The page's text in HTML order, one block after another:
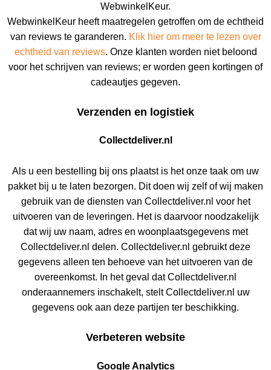
WebwinkelKeur.
WebwinkelKeur heeft maatregelen getroffen om de echtheid
van reviews te garanderen. Klik hier om meer te lezen over
echtheid van reviews. Onze klanten worden niet beloond
voor het schrijven van reviews; er worden geen kortingen of
cadeautjes gegeven.
Verzenden en logistiek
Collectdeliver.nl
Als u een bestelling bij ons plaatst is het onze taak om uw
pakket bij u te laten bezorgen. Dit doen wij zelf of wij maken
gebruik van de diensten van Collectdeliver.nl voor het
uitvoeren van de leveringen. Het is daarvoor noodzakelijk
dat wij uw naam, adres en woonplaatsgegevens met
Collectdeliver.nl delen. Collectdeliver.nl gebruikt deze
gegevens alleen ten behoeve van het uitvoeren van de
overeenkomst. In het geval dat Collectdeliver.nl
onderaannemers inschakelt, stelt Collectdeliver.nl uw
gegevens ook aan deze partijen ter beschikking.
Verbeteren website
Google Analytics